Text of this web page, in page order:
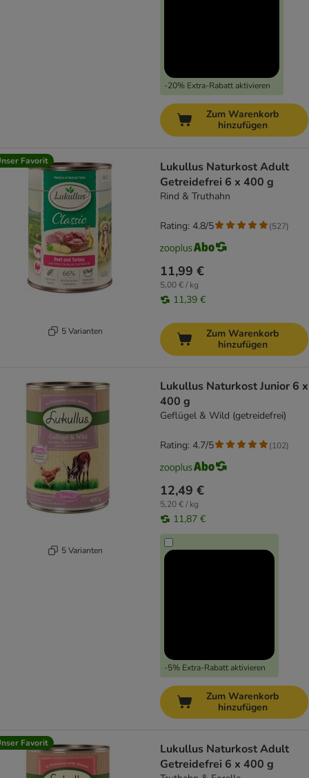
-20% Extra-Rabatt aktivieren
Zum Warenkorb
hinzufügen
Favorit
5 Varianten
Lukullus Naturkost Adult
Getreidefrei 6 x 400 g
Rind & Truthahn
11,99 €
5,00 € / kg
11,39 €
Rating: 4.8/5 (527)
Zum Warenkorb
hinzufügen
5 Varianten
Lukullus Naturkost Junior 6 x
400 g
Geflügel & Wild (getreidefrei)
12,49 €
5,20 € / kg
11,87 €
-5% Extra-Rabatt aktivieren
Rating: 4.7/5 (102)
Zum Warenkorb
hinzufügen
Favorit
Lukullus Naturkost Adult
Getreidefrei 6 x 400 g